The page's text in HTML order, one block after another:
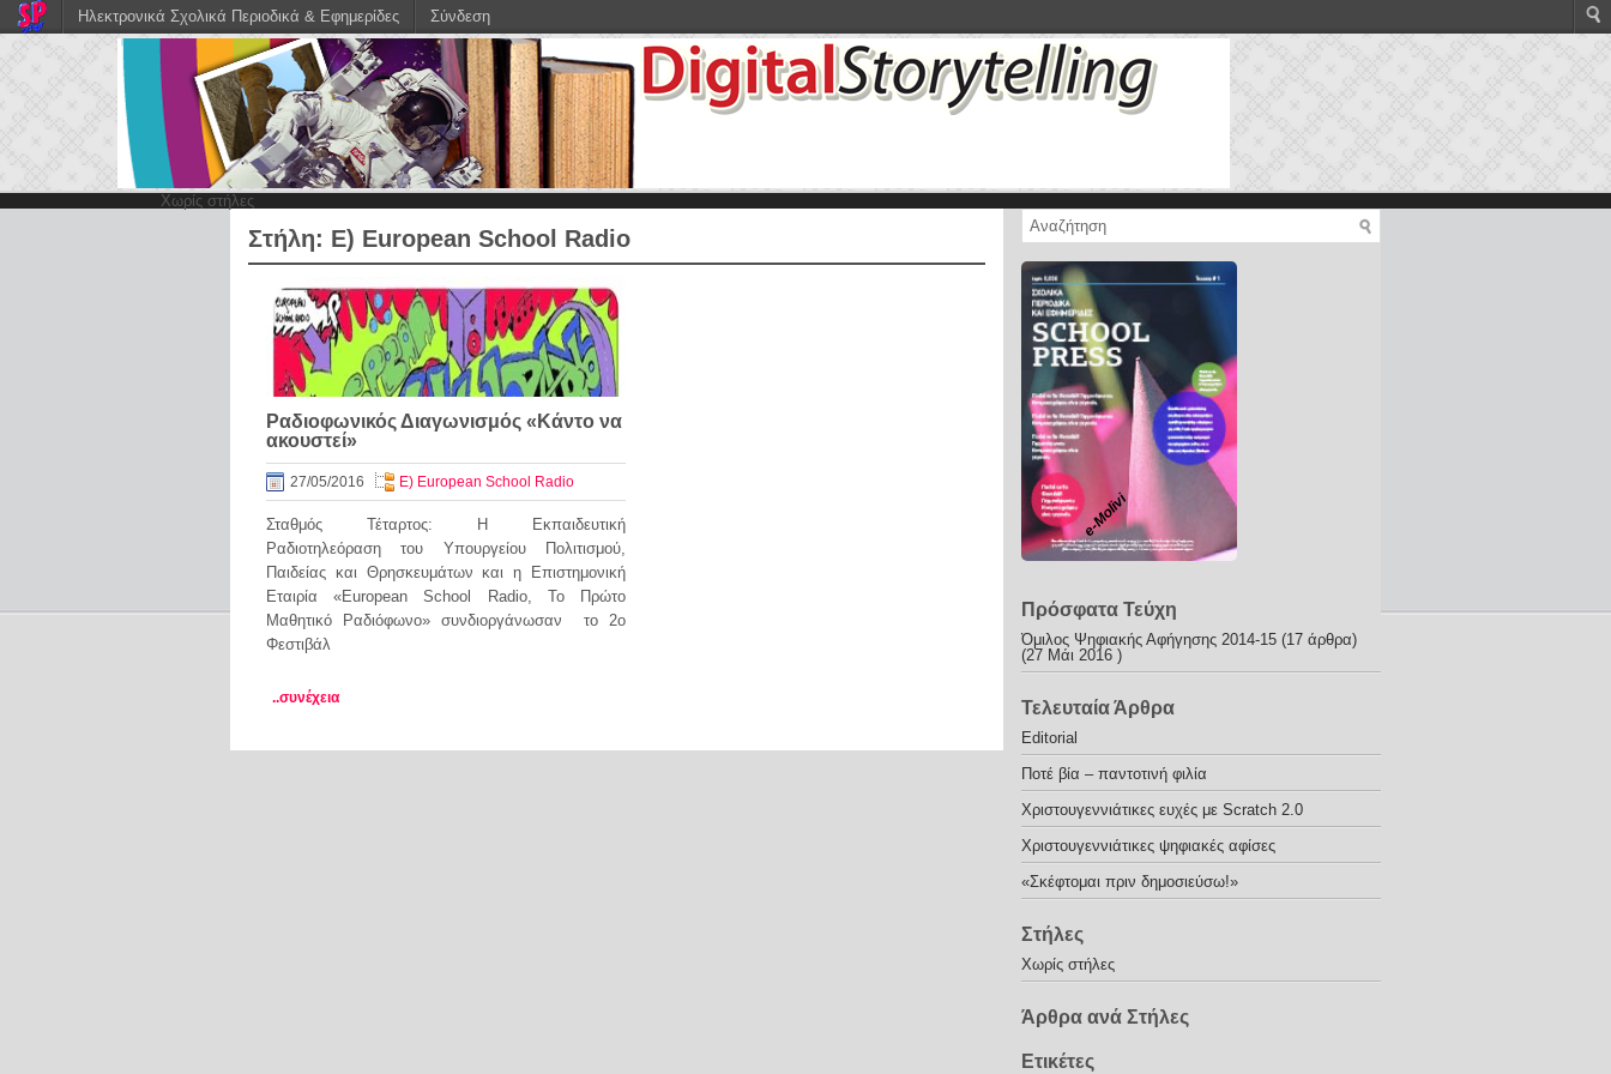
Χωρίς στήλες
Στήλη: Ε) European School Radio
Ραδιοφωνικός Διαγωνισμός «Κάντο να
ακουστεί»
27/05/2016 Ε) European School Radio
Σταθμός Τέταρτος: Η Εκπαιδευτική
Ραδιοτηλεόραση του Υπουργείου Πολιτισμού,
Παιδείας και Θρησκευμάτων και η Επιστημονική
Εταιρία «European School Radio, Το Πρώτο
Μαθητικό Ραδιόφωνο» συνδιοργάνωσαν το 2ο
Φεστιβάλ
..συνέχεια
e-Molivi
Πρόσφατα Τεύχη
Όμιλος Ψηφιακής Αφήγησης 2014-15 (17 άρθρα)
(27 Μάι 2016 )
Τελευταία Άρθρα
Editorial
Ποτέ βία – παντοτινή φιλία
Χριστουγεννιάτικες ευχές με Scratch 2.0
Χριστουγεννιάτικες ψηφιακές αφίσες
«Σκέφτομαι πριν δημοσιεύσω!»
Στήλες
Χωρίς στήλες
Άρθρα ανά Στήλες
Ετικέτες
Ηλεκτρονικά Σχολικά Περιοδικά & Εφημερίδες Σύνδεση